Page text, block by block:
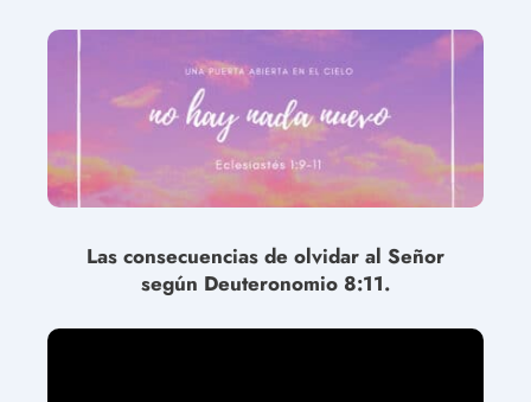
Las consecuencias de olvidar al Señor
según Deuteronomio 8:11.